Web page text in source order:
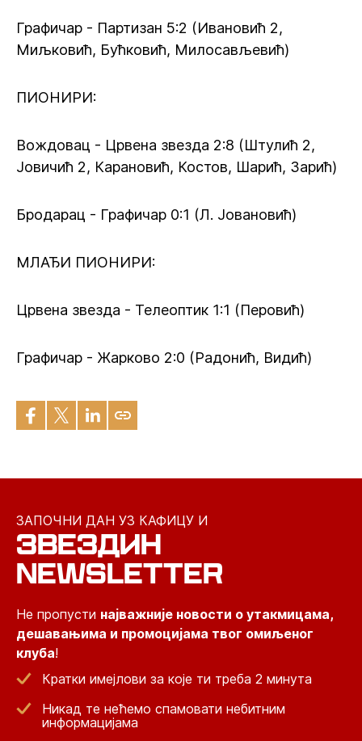
Графичар - Партизан 5:2 (Ивановић 2,
Миљковић, Бућковић, Милосављевић)
ПИОНИРИ:
Вождовац - Црвена звезда 2:8 (Штулић 2,
Јовичић 2, Карановић, Костов, Шарић, Зарић)
Бродарац - Графичар 0:1 (Л. Јовановић)
МЛАЂИ ПИОНИРИ:
Црвена звезда - Телеоптик 1:1 (Перовић)
Графичар - Жарково 2:0 (Радонић, Видић)
ЗАПОЧНИ ДАН УЗ КАФИЦУ И
ЗВЕЗДИН
NEWSLETTER
Не пропусти најважније новости о утакмицама,
дешавањима и промоцијама твог омиљеног
клуба!
Кратки имејлови за које ти треба 2 минута
Никад те нећемо спамовати небитним
информацијама